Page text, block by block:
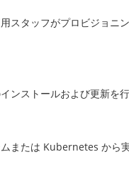
スタッフがプロビジョニ
ストールおよび更新を
または Kubernetes から